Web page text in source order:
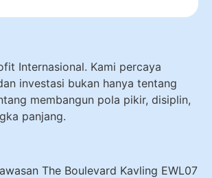
Internasional. Kami percaya
investasi bukan hanya tentang
membangun pola pikir, disiplin,
panjang.
The Boulevard Kavling EWL07